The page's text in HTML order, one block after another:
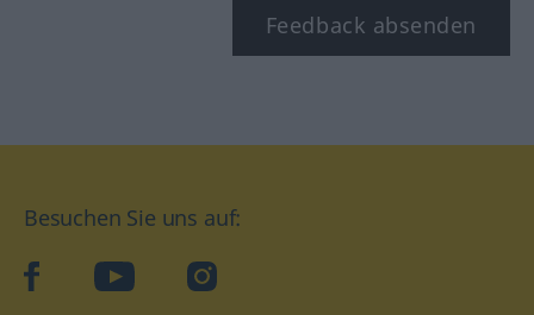
Feedback absenden
Besuchen Sie uns auf:
facebookYouTube Instagram